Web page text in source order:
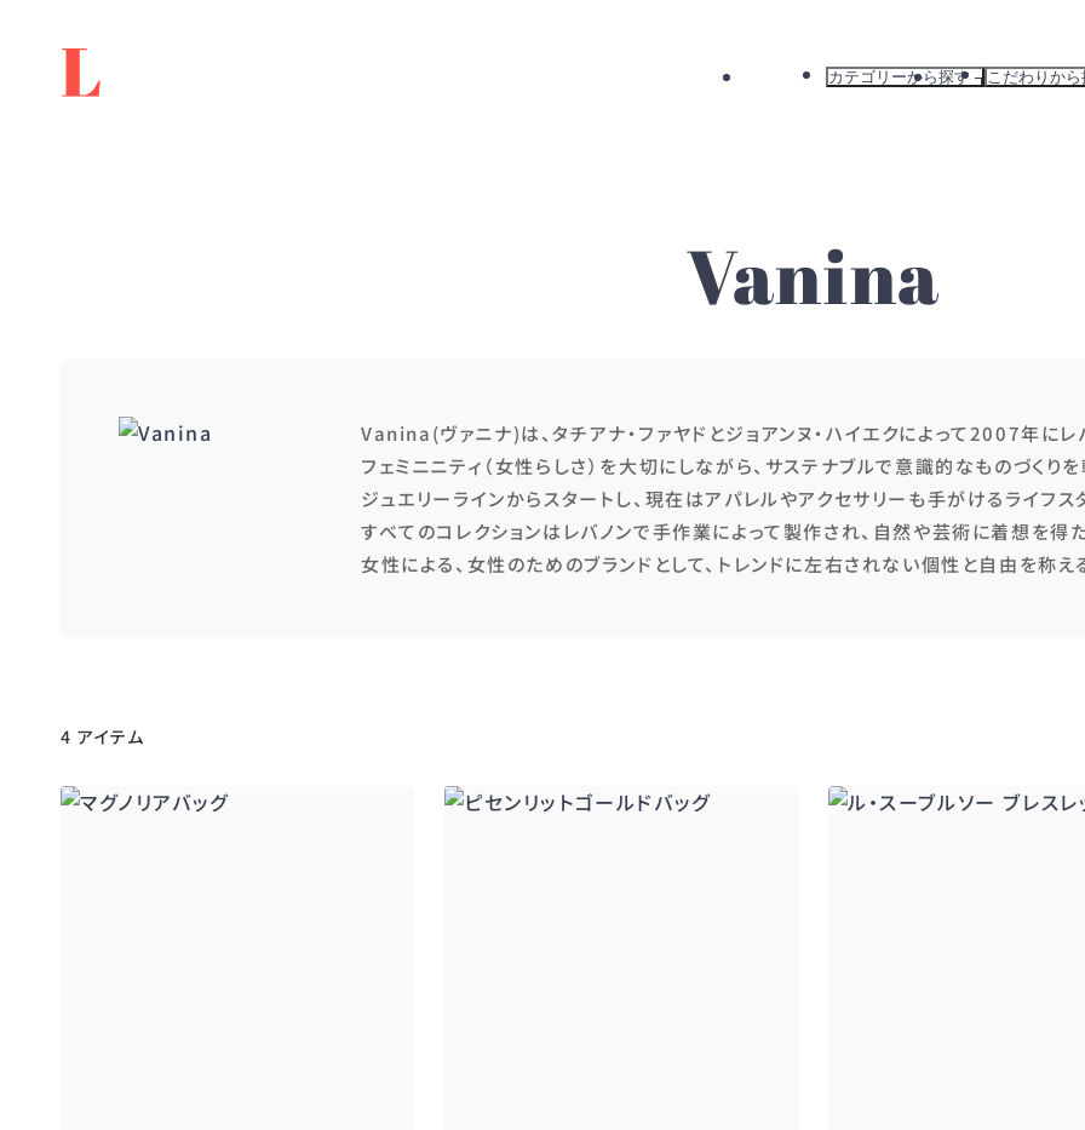
カテゴリーから探す こだわりから
Vanina
Vanina(ヴァニナ)は、タチアナ・ファヤドとジョアンヌ・ハイエクによって2007年にレ
フェミニニティ（女性らしさ）を大切にしながら、サステナブルで意識的なものづくり
ジュエリーラインからスタートし、現在はアパレルやアクセサリーも手がけるライフス
すべてのコレクションはレバノンで手作業によって製作され、自然や芸術に着想を得
女性による、女性のためのブランドとして、トレンドに左右されない個性と自由を称え
4 アイテム